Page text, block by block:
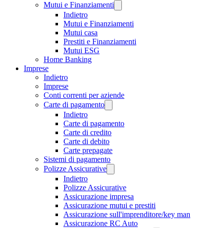
Mutui e Finanziamenti
Indietro
Mutui e Finanziamenti
Mutui casa
Prestiti e Finanziamenti
Mutui ESG
Home Banking
Imprese
Indietro
Imprese
Conti correnti per aziende
Carte di pagamento
Indietro
Carte di pagamento
Carte di credito
Carte di debito
Carte prepagate
Sistemi di pagamento
Polizze Assicurative
Indietro
Polizze Assicurative
Assicurazione impresa
Assicurazione mutui e prestiti
Assicurazione sull'imprenditore/key man
Assicurazione RC Auto